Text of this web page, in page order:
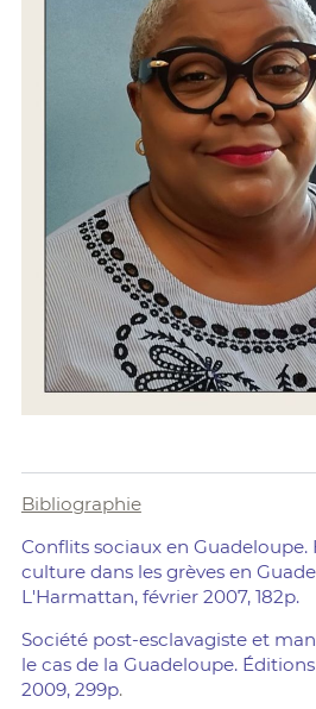
Bibliographie
Conflits sociaux en
culture dans les grèves en
L'Harmattan, février 2007, 182p.
Société post-esclavagiste et
le cas de la Guadeloupe.
2009, 299p.